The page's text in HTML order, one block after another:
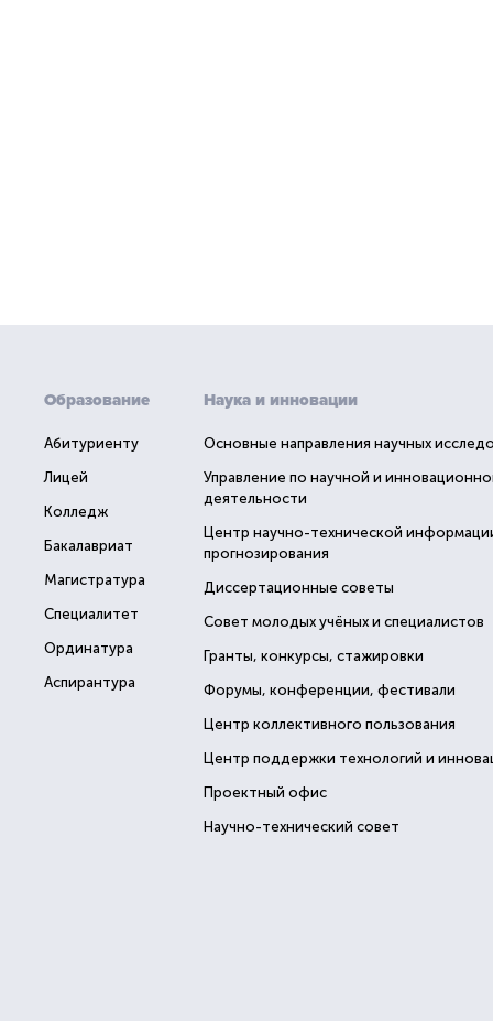
Образование
Абитуриенту
Лицей
Колледж
Бакалавриат
Магистратура
Специалитет
Ординатура
Аспирантура
Наука и инновации
Основные направления научных
Управление по научной и
деятельности
Центр научно-технической
прогнозирования
Диссертационные советы
Совет молодых учёных и специалистов
Гранты, конкурсы, стажировки
Форумы, конференции, фестивали
Центр коллективного пользования
Центр поддержки технологий и
Проектный офис
Научно-технический совет